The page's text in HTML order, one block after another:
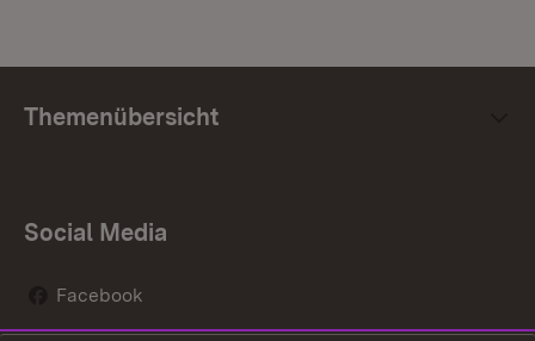
Themenübersicht
Social Media
Facebook